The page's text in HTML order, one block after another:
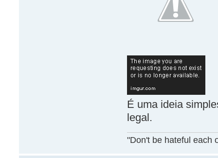
É uma ideia
legal.
"Don't be hateful each